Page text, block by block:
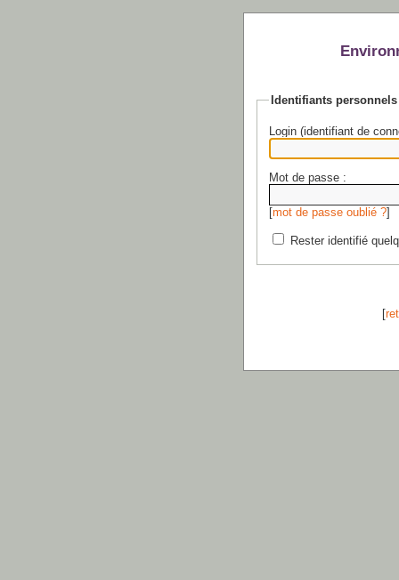
Identifiants personnels
Login (identifiant de
Mot de passe :
[mot de passe oublié ?]
Rester identifié
[